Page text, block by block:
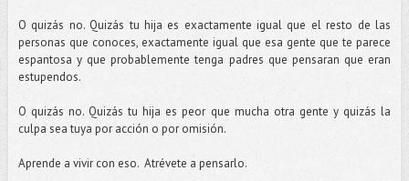
O quizás no. Quizás tu hija es exactamente igual que el resto de las
personas que conoces, exactamente igual que esa gente que te parece
espantosa y que probablemente tenga padres que pensaran que eran
estupendos.
O quizás no. Quizás tu hija es peor que mucha otra gente y quizás la
culpa sea tuya por acción o por omisión.
Aprende a vivir con eso. Atrévete a pensarlo.